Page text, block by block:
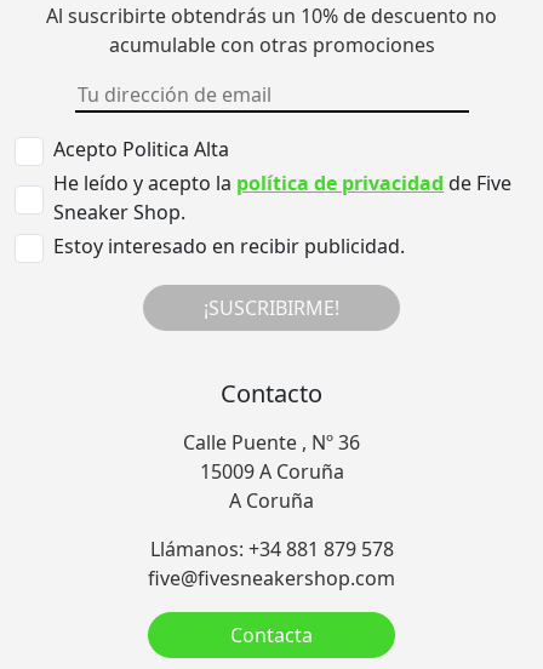
Al suscribirte obtendrás un 10% de descuento no
acumulable con otras promociones
Acepto Politica Alta
He leído y acepto la política de privacidad de Five
Sneaker Shop.
Estoy interesado en recibir publicidad.
¡SUSCRIBIRME!
Contacto
Calle Puente , Nº 36
15009 A Coruña
A Coruña
Llámanos: +34 881 879 578
five@fivesneakershop.com
Contacta